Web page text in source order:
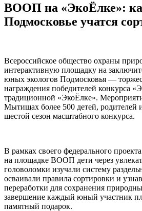
ВООП на «ЭкоЁлке»:
Подмосковье учатся
Всероссийское общество охраны
интерактивную площадку на
юных экологов Подмосковья —
награждения победителей конкурса
традиционной «ЭкоЁлке».
Мытищах более 500 детей, родителей
шестой сезон масштабного конкурса.
В рамках своего федерального
на площадке ВООП дети через
головоломки изучали систему
осваивали правила сортировки и
переработки для сохранения
завершение каждый юный участник
памятный подарок.